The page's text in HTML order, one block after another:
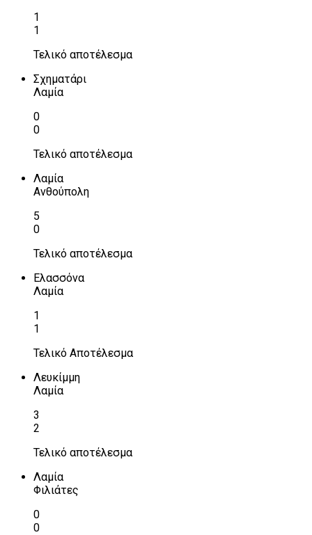
1
1
Τελικό αποτέλεσμα
Σχηματάρι
Λαμία
0
0
Τελικό αποτέλεσμα
Λαμία
Ανθούπολη
5
0
Τελικό αποτέλεσμα
Ελασσόνα
Λαμία
1
1
Τελικό Αποτέλεσμα
Λευκίμμη
Λαμία
3
2
Τελικό αποτέλεσμα
Λαμία
Φιλιάτες
0
0